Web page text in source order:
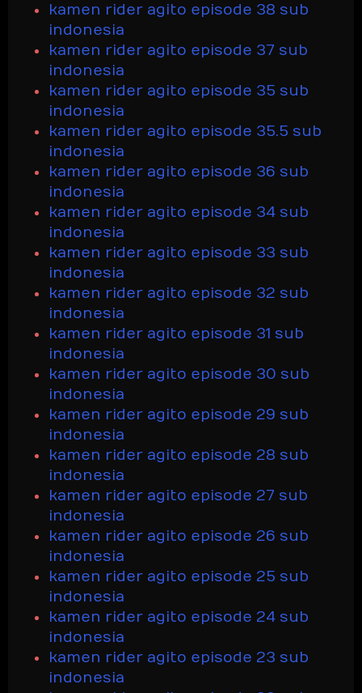
kamen rider agito episode 38 sub
indonesia
kamen rider agito episode 37 sub
indonesia
kamen rider agito episode 35 sub
indonesia
kamen rider agito episode 35.5 sub
indonesia
kamen rider agito episode 36 sub
indonesia
kamen rider agito episode 34 sub
indonesia
kamen rider agito episode 33 sub
indonesia
kamen rider agito episode 32 sub
indonesia
kamen rider agito episode 31 sub
indonesia
kamen rider agito episode 30 sub
indonesia
kamen rider agito episode 29 sub
indonesia
kamen rider agito episode 28 sub
indonesia
kamen rider agito episode 27 sub
indonesia
kamen rider agito episode 26 sub
indonesia
kamen rider agito episode 25 sub
indonesia
kamen rider agito episode 24 sub
indonesia
kamen rider agito episode 23 sub
indonesia